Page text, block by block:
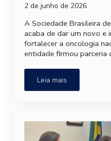
2 de junho de 2026
A Sociedade Brasileira
acaba de dar um novo e
fortalecer a oncologia
entidade firmou parceria
Leia mais